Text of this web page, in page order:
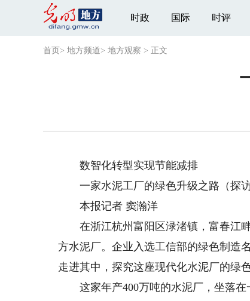
时政 国际 时评
首页 > 地方频道> 地方观察 > 正文
数智化转型实现节能减排
一家水泥工厂的绿色升级之路（探访
本报记者 窦瀚洋
在浙江杭州富阳区渌渚镇，富春江
方水泥厂。企业入选工信部的绿色制造
走进其中，探究这座现代化水泥厂的绿
这家年产400万吨的水泥厂，坐落在